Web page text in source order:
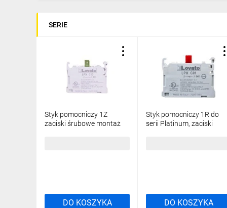
SERIE
Styk pomocniczy 1Z
zaciski śrubowe montaż
DO KOSZYKA
Styk pomocniczy 1R do
serii Platinum, zaciski
DO KOSZYKA